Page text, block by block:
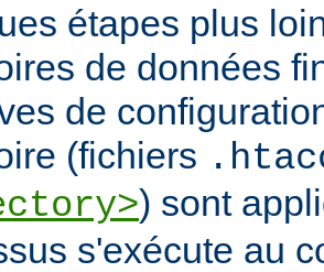
étapes plus
de données
de
(fichiers
) sont
s'exécute au